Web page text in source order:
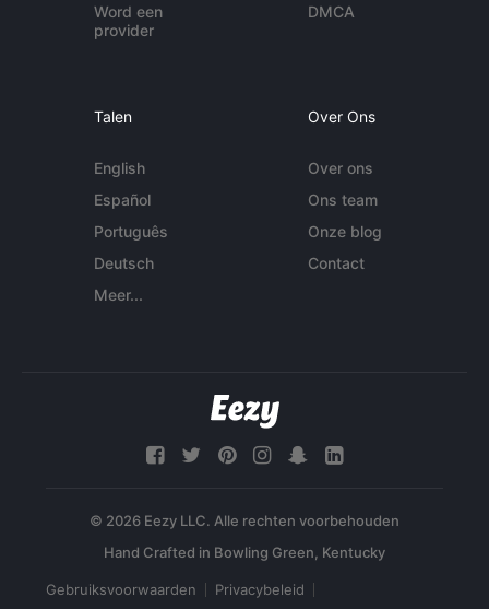
Word een
provider
DMCA
Talen
English
Español
Português
Deutsch
Meer...
Over Ons
Over ons
Ons team
Onze blog
Contact
© 2026 Eezy LLC. Alle rechten voorbehouden
Gebruiksvoorwaarden Privacybeleid